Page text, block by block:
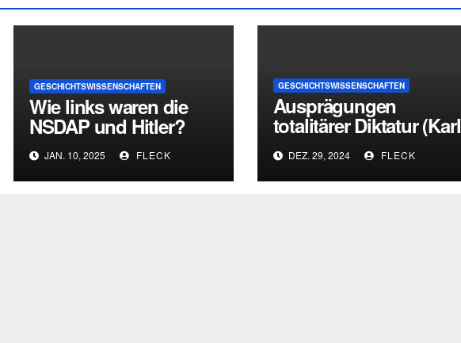
GESCHICHTSWISSENSCHAFTEN
Wie links waren die
NSDAP und Hitler?
JAN. 10, 2025 FLECK
GESCHICHTSWISSENSCHAFTEN
Ausprägungen
totalitärer Diktatur (Karl
Dietrich Bracher)
DEZ. 29, 2024 FLECK